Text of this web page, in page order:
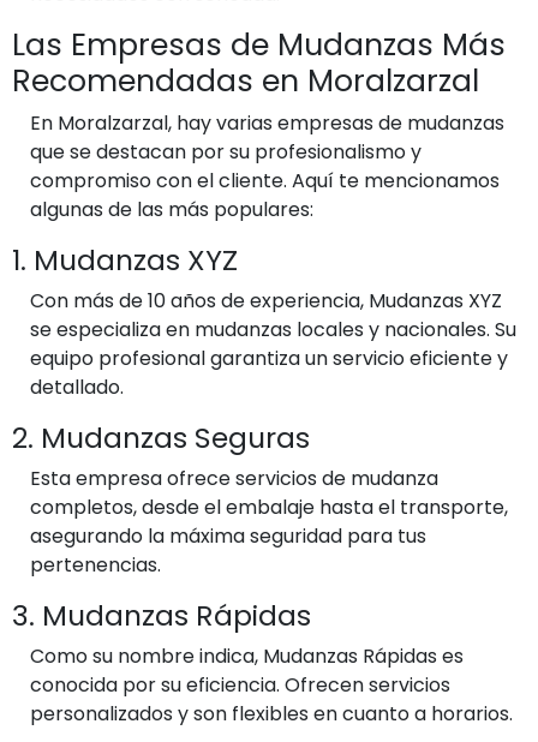
Las Empresas de Mudanzas Más
Recomendadas en Moralzarzal
En Moralzarzal, hay varias empresas de mudanzas
que se destacan por su profesionalismo y
compromiso con el cliente. Aquí te mencionamos
algunas de las más populares:
1. Mudanzas XYZ
Con más de 10 años de experiencia, Mudanzas XYZ
se especializa en mudanzas locales y nacionales. Su
equipo profesional garantiza un servicio eficiente y
detallado.
2. Mudanzas Seguras
Esta empresa ofrece servicios de mudanza
completos, desde el embalaje hasta el transporte,
asegurando la máxima seguridad para tus
pertenencias.
3. Mudanzas Rápidas
Como su nombre indica, Mudanzas Rápidas es
conocida por su eficiencia. Ofrecen servicios
personalizados y son flexibles en cuanto a horarios.